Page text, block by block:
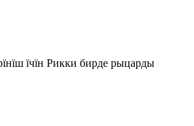
їчїн Рикки бирде рыцарды